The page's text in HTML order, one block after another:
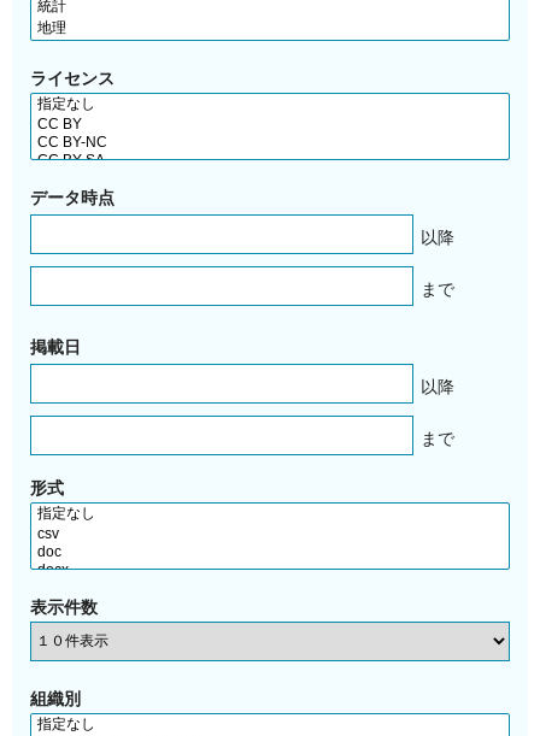
ライセンス
データ時点
以降
まで
掲載日
以降
まで
形式
表示件数
組織別